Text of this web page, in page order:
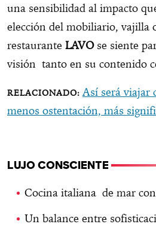
una sensibilidad al impacto
elección del mobiliario, vajilla
restaurante LAVOse siente
visión tanto en su contenido
Así será viajar
menos ostentación, más
LUJO CONSCIENTE
Cocina italiana de mar
Un balance entre